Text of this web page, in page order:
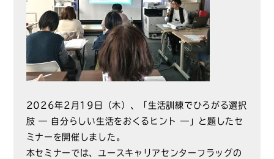
2026年2月19日（木）、「生活訓練でひろがる選択
肢 ― 自分らしい生活をおくるヒント ―」と題したセ
ミナーを開催しました。
本セミナーでは、ユースキャリアセンターフラッグの